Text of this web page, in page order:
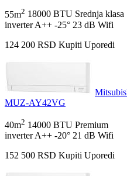
55m2 18000 BTU Srednja klasa
inverter A++ -25° 23 dB Wifi
124 200 RSD Kupiti Uporedi
MUZ-AY42VG
40m2 14000 BTU Premium
inverter A++ -20° 21 dB Wifi
152 500 RSD Kupiti Uporedi